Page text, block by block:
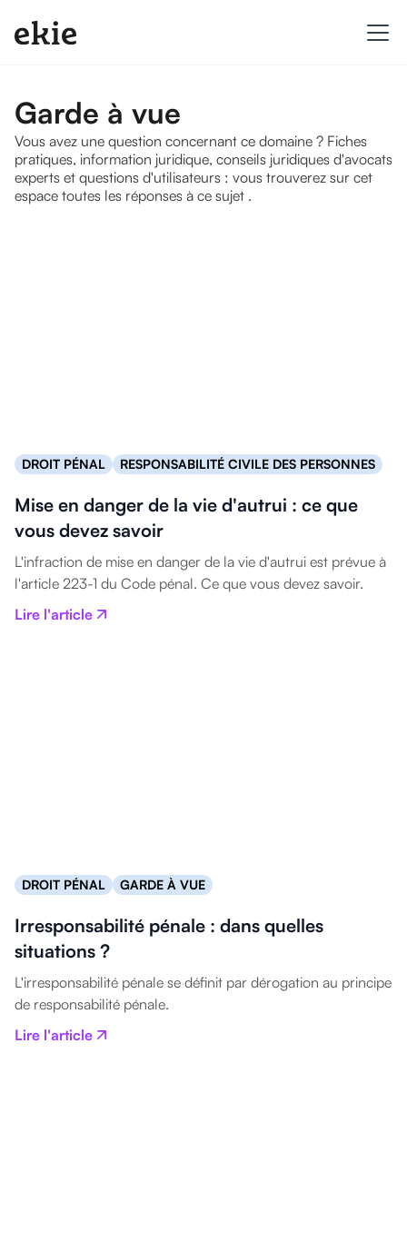
Garde à vue
Vous avez une question concernant ce domaine ? Fiches
pratiques, information juridique, conseils juridiques d'avocats
experts et questions d'utilisateurs : vous trouverez sur cet
espace toutes les réponses à ce sujet .
DROIT PÉNAL RESPONSABILITÉ CIVILE DES PERSONNES
Mise en danger de la vie d'autrui : ce que
vous devez savoir
L'infraction de mise en danger de la vie d'autrui est prévue à
l'article 223-1 du Code pénal. Ce que vous devez savoir.
Lire l'article
DROIT PÉNAL GARDE À VUE
Irresponsabilité pénale : dans quelles
situations ?
L'irresponsabilité pénale se définit par dérogation au principe
de responsabilité pénale.
Lire l'article